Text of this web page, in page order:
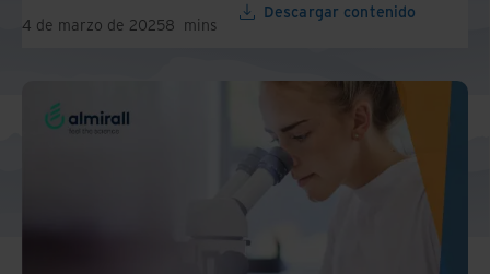
4 de marzo de 20258 mins
Descargar contenido